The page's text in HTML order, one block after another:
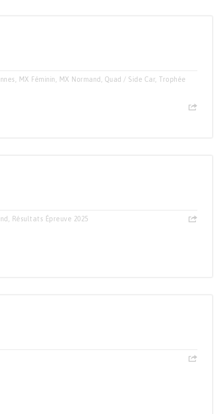
, MX Féminin, MX Normand , Quad / Side Car, Trophée
, Résultats Épreuve 2025